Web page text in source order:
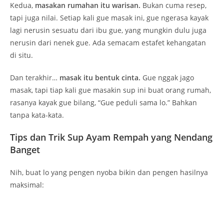
Kedua, masakan rumahan itu warisan. Bukan cuma resep,
tapi juga nilai. Setiap kali gue masak ini, gue ngerasa kayak
lagi nerusin sesuatu dari ibu gue, yang mungkin dulu juga
nerusin dari nenek gue. Ada semacam estafet kehangatan
di situ.
Dan terakhir… masak itu bentuk cinta. Gue nggak jago
masak, tapi tiap kali gue masakin sup ini buat orang rumah,
rasanya kayak gue bilang, “Gue peduli sama lo.” Bahkan
tanpa kata-kata.
Tips dan Trik Sup Ayam Rempah yang Nendang
Banget
Nih, buat lo yang pengen nyoba bikin dan pengen hasilnya
maksimal: